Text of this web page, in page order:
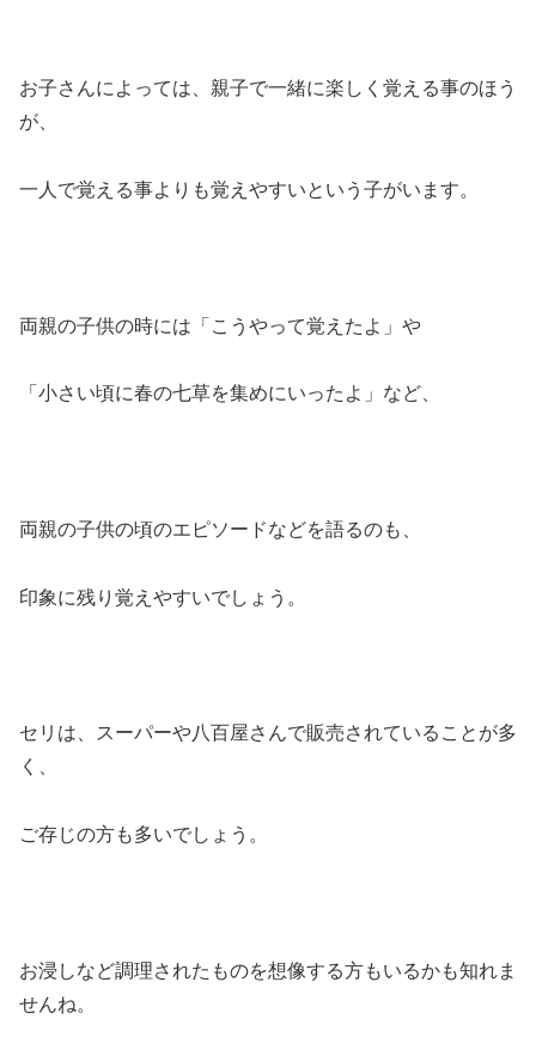
お子さんによっては、親子で一緒に楽しく覚える事のほう
が、
一人で覚える事よりも覚えやすいという子がいます。
両親の子供の時には「こうやって覚えたよ」や
「小さい頃に春の七草を集めにいったよ」など、
両親の子供の頃のエピソードなどを語るのも、
印象に残り覚えやすいでしょう。
セリは、スーパーや八百屋さんで販売されていることが多
く、
ご存じの方も多いでしょう。
お浸しなど調理されたものを想像する方もいるかも知れま
せんね。